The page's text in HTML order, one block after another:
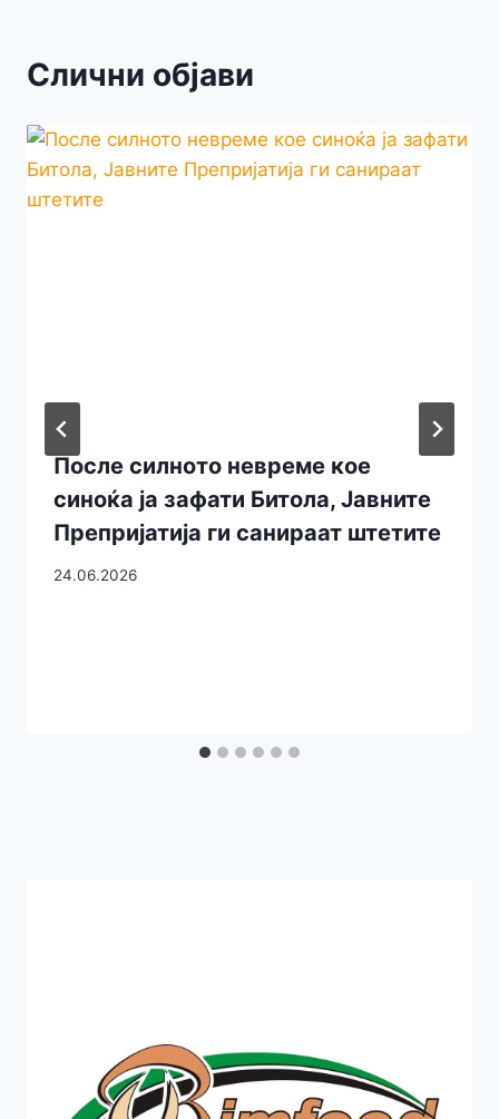
Слични објави
После силното невреме кое
синоќа ја зафати Битола, Јавните
Препријатија ги санираат штетите
24.06.2026